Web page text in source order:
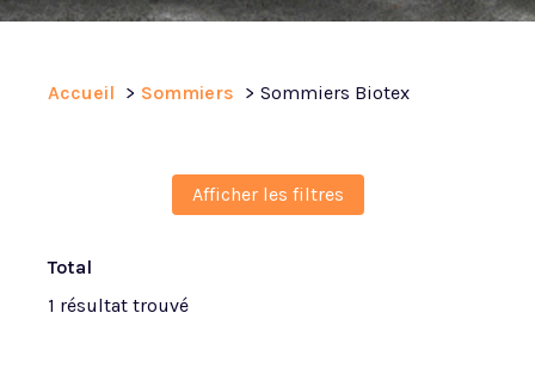
Accueil Sommiers Sommiers Biotex
Afficher les filtres
Total
1 résultat trouvé